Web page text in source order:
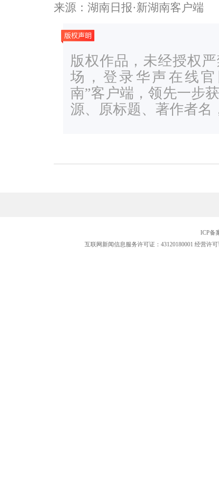
来源：湖南日报·新湖南客户端
版权作品，未经授权
场，登录华声在线官
南”客户端，领先一步
源、原标题、著作者名
ICP备
互联网新闻信息服务许可证：43120180001 经营许可